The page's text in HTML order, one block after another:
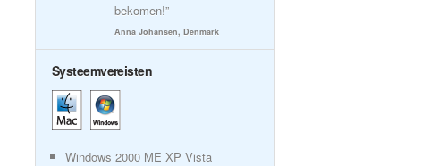
bekomen!”
Anna Johansen, Denmark
Systeemvereisten
Windows 2000 ME XP Vista